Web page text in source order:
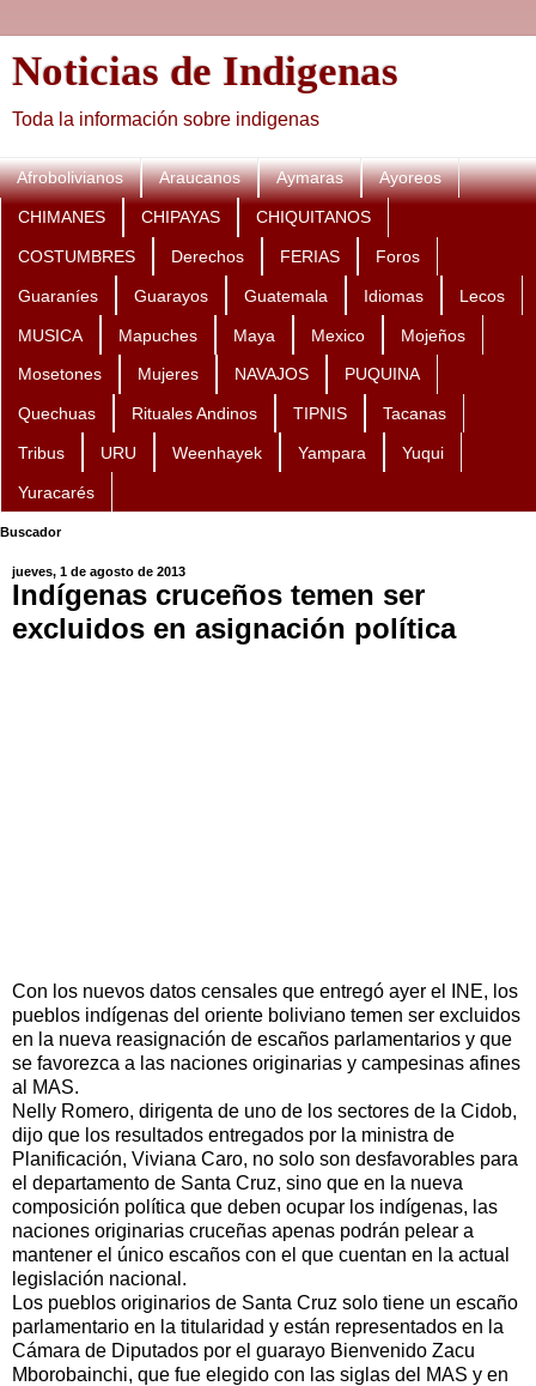
Noticias de Indigenas
Toda la información sobre indigenas
Afrobolivianos Araucanos Aymaras Ayoreos
CHIMANES CHIPAYAS CHIQUITANOS
COSTUMBRES Derechos FERIAS Foros
Guaraníes Guarayos Guatemala Idiomas Lecos
MUSICA Mapuches Maya Mexico Mojeños
Mosetones Mujeres NAVAJOS PUQUINA
Quechuas Rituales Andinos TIPNIS Tacanas
Tribus URU Weenhayek Yampara Yuqui
Yuracarés
Buscador
jueves, 1 de agosto de 2013
Indígenas cruceños temen ser
excluidos en asignación política
Con los nuevos datos censales que entregó ayer el INE, los
pueblos indígenas del oriente boliviano temen ser excluidos
en la nueva reasignación de escaños parlamentarios y que
se favorezca a las naciones originarias y campesinas afines
al MAS.
Nelly Romero, dirigenta de uno de los sectores de la Cidob,
dijo que los resultados entregados por la ministra de
Planificación, Viviana Caro, no solo son desfavorables para
el departamento de Santa Cruz, sino que en la nueva
composición política que deben ocupar los indígenas, las
naciones originarias cruceñas apenas podrán pelear a
mantener el único escaños con el que cuentan en la actual
legislación nacional.
Los pueblos originarios de Santa Cruz solo tiene un escaño
parlamentario en la titularidad y están representados en la
Cámara de Diputados por el guarayo Bienvenido Zacu
Mborobainchi, que fue elegido con las siglas del MAS y en